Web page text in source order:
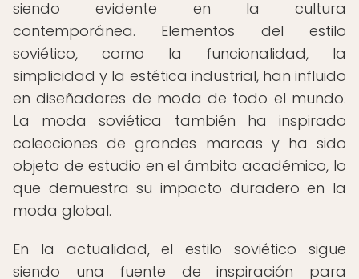
siendo evidente en la cultura
contemporánea. Elementos del estilo
soviético, como la funcionalidad, la
simplicidad y la estética industrial, han influido
en diseñadores de moda de todo el mundo.
La moda soviética también ha inspirado
colecciones de grandes marcas y ha sido
objeto de estudio en el ámbito académico, lo
que demuestra su impacto duradero en la
moda global.
En la actualidad, el estilo soviético sigue
siendo una fuente de inspiración para